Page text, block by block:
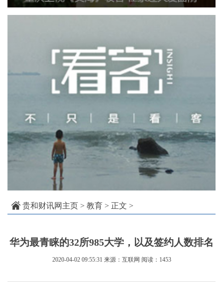
贵和财讯网主页 > 教育 > 正文 >
华为最青睐的32所985大学，以及签约人数排名
2020-04-02 09:55:31 来源：互联网 阅读：1453